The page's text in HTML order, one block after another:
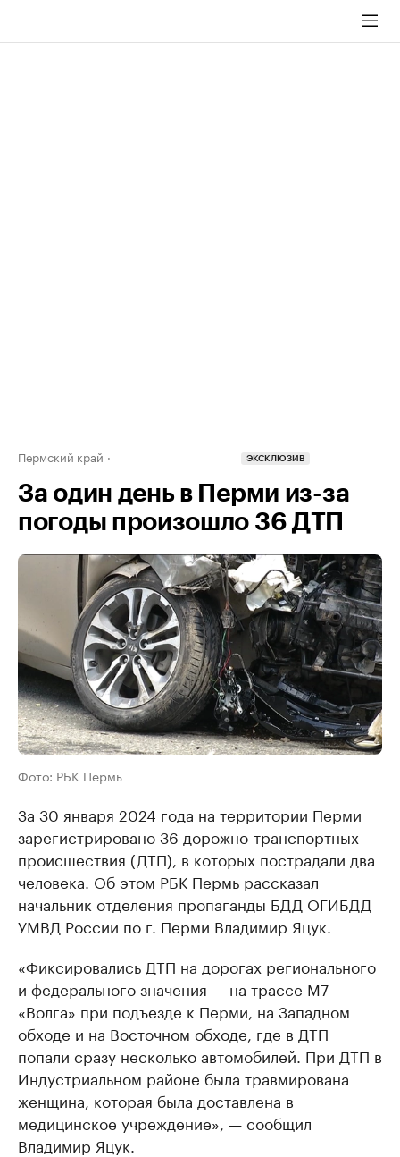
Пермский край ЭКСКЛЮЗИВ
За один день в Перми из-за
погоды произошло 36 ДТП
Фото: РБК Пермь
За 30 января 2024 года на территории Перми
зарегистрировано 36 дорожно-транспортных
происшествия (ДТП), в которых пострадали два
человека. Об этом РБК Пермь рассказал
начальник отделения пропаганды БДД ОГИБДД
УМВД России по г. Перми Владимир Яцук.
«Фиксировались ДТП на дорогах регионального
и федерального значения — на трассе М7
«Волга» при подъезде к Перми, на Западном
обходе и на Восточном обходе, где в ДТП
попали сразу несколько автомобилей. При ДТП в
Индустриальном районе была травмирована
женщина, которая была доставлена в
медицинское учреждение», — сообщил
Владимир Яцук.